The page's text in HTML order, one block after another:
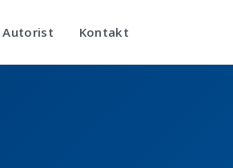
Autorist Kontakt